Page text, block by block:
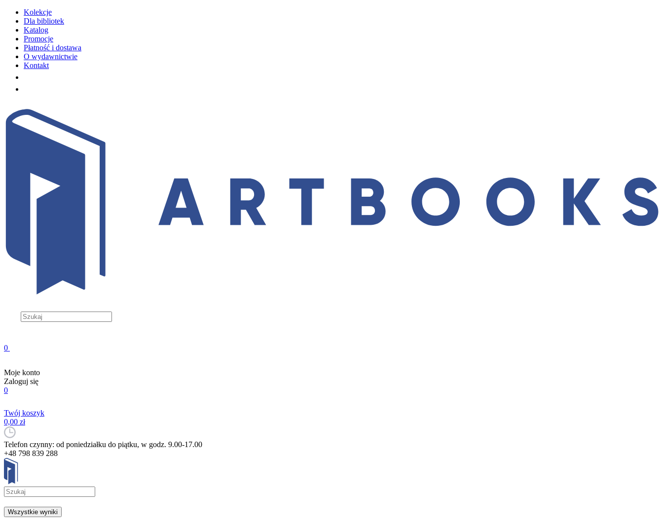
Kolekcje
Dla bibliotek
Katalog
Promocje
Płatność i dostawa
O wydawnictwie
Kontakt
0
Moje konto
Zaloguj się
0
Twój koszyk
0,00 zł
Telefon czynny: od poniedziałku do piątku, w godz. 9.00-17.00
+48 798 839 288
Wszystkie wyniki